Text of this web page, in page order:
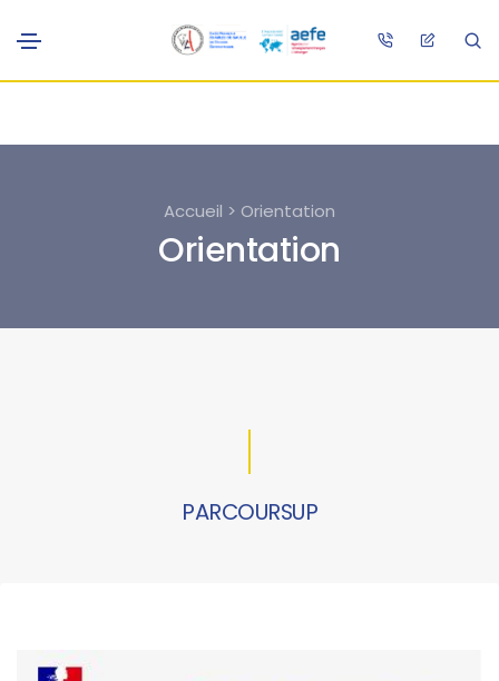
Accueil > Orientation
Orientation
PARCOURSUP